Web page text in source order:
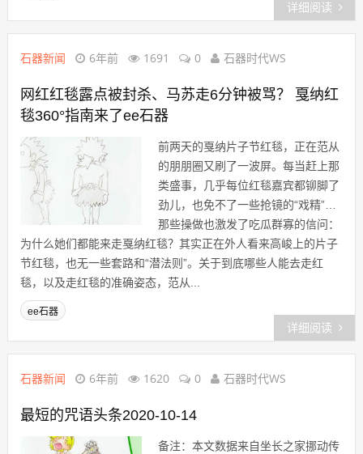
详细阅读
石器新闻 6年前 1691 0 石器时代WS
网红红毯露点被封杀、马苏走6分钟被骂？ 戛纳红
毯360°指南来了ee石器
前两天的戛纳片子节红毯，正在范从
的朋朋圈又刷了一波屏。每当赶上那
类盛事，几乎每位红毯嘉宾都铆脚了
劲儿，也免不了一些抢镜的“戏精”…
那些操做也激发了吃瓜群寡的信问：
为什么她们都能来走戛纳红毯？其实正在外人看来高峻上的片子
节红毯，也无一些套路和“潜法则”。关于到底哪些人能去走红
毯，以及走红毯的准确姿态，范从...
ee石器
详细阅读
石器新闻 6年前 1620 0 石器时代WS
最短的咒语头条2020-10-14
备注：本文数据来自坐长之家挪动传